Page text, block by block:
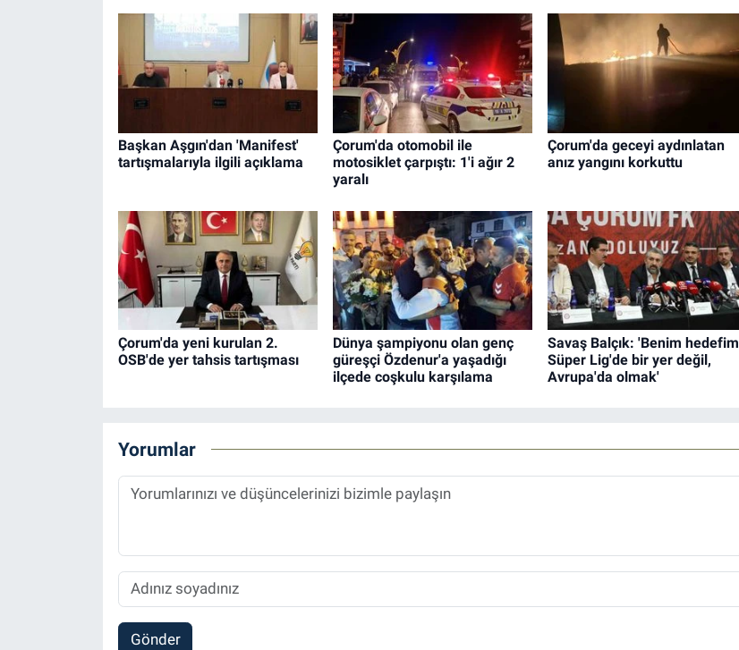
Başkan Aşgın'dan 'Manifest'
tartışmalarıyla ilgili açıklama
Çorum'da otomobil ile
motosiklet çarpıştı: 1'i ağır 2
yaralı
Çorum'da geceyi aydınlatan
anız yangını korkuttu
Çorum'da yeni kurulan 2.
OSB'de yer tahsis tartışması
Dünya şampiyonu olan genç
güreşçi Özdenur'a yaşadığı
ilçede coşkulu karşılama
Savaş Balçık: 'Benim hedefim
Süper Lig'de bir yer değil,
Avrupa'da olmak'
Yorumlar
Gönder